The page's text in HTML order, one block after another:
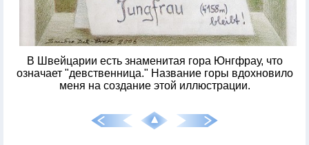
В Швейцарии есть знаменитая гора Юнгфрау, что
означает "девственница." Название горы вдохновило
меня на создание этой иллюстрации.